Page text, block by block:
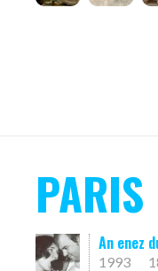
PARIS
An enez
1993